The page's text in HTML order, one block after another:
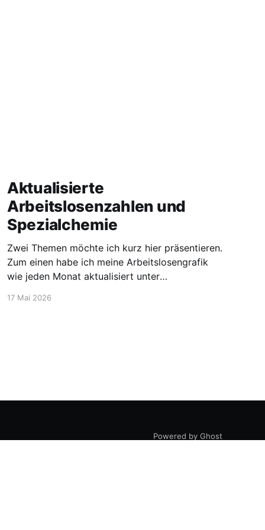
Aktualisierte
Arbeitslosenzahlen und
Spezialchemie
Zwei Themen möchte ich kurz hier präsentieren.
Zum einen habe ich meine Arbeitslosengrafik
wie jeden Monat aktualisiert unter
chemiker.de/arbeitslose-chemiker/. Und die
17 Mai 2026
Powered by Ghost